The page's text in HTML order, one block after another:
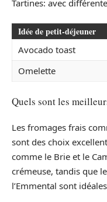
Tartines: avec
Idée de petit-déjeuner
Avocado toast
Omelette
Quels sont les
Les fromages frais
sont des choix
comme le Brie et le
crémeuse, tandis que
l’Emmental sont